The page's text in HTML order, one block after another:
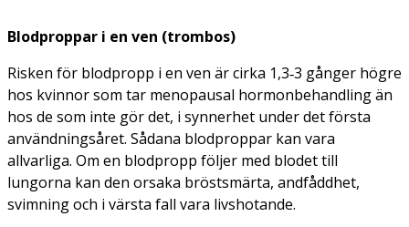
Blodproppar i en ven (trombos)
Risken för blodpropp i en ven är cirka 1,3‑3 gånger högre
hos kvinnor som tar menopausal hormonbehandling än
hos de som inte gör det, i synnerhet under det första
användningsåret. Sådana blodproppar kan vara
allvarliga. Om en blodpropp följer med blodet till
lungorna kan den orsaka bröstsmärta, andfåddhet,
svimning och i värsta fall vara livshotande.